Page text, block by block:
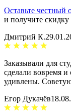
Оставьте честный
и получите скидку
Дмитрий К.
Заказывали для
сделали вовремя
удивлены.
Егор Дукачёв